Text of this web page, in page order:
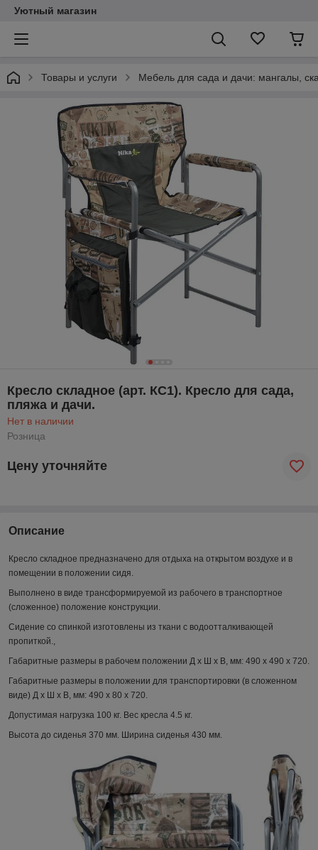
Уютный магазин
Товары и услуги Мебель для сада и дачи: мангалы,
Кресло складное (арт. КС1). Кресло для сада,
пляжа и дачи.
Нет в наличии
Розница
Цену уточняйте
Описание
Кресло складное предназначено для отдыха на открытом воздухе и в
помещении в положении сидя.
Выполнено в виде трансформируемой из рабочего в транспортное
(сложенное) положение конструкции.
Сидение со спинкой изготовлены из ткани с водоотталкивающей
пропиткой.,
Габаритные размеры в рабочем положении Д х Ш х В, мм: 490 х 490 х 720.
Габаритные размеры в положении для транспортировки (в сложенном
виде) Д х Ш х В, мм: 490 х 80 х 720.
Допустимая нагрузка 100 кг. Вес кресла 4.5 кг.
Высота до сиденья 370 мм. Ширина сиденья 430 мм.